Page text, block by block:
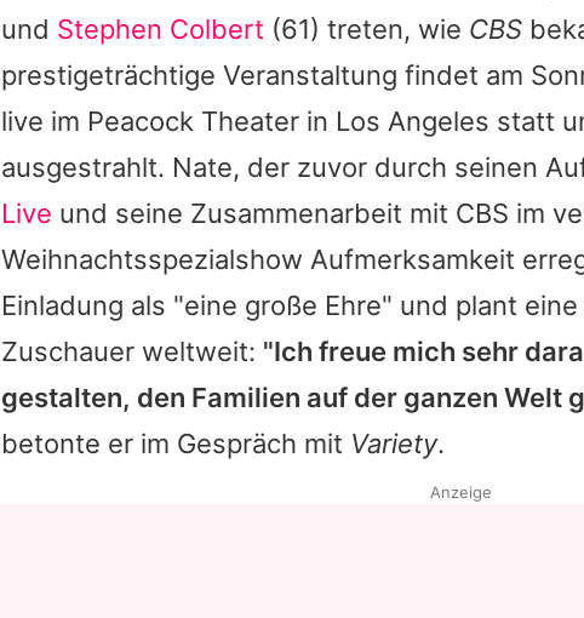
App runterladen
Team
Redaktionelle Richtlinien
Impressum
Datenschutzerklärung
Nutzungsbedingungen
Utiq verwalten
und Stephen Colbert (61) treten, wie CBS
prestigeträchtige Veranstaltung findet am
live im Peacock Theater in Los Angeles statt
ausgestrahlt. Nate, der zuvor durch seinen
Live und seine Zusammenarbeit mit CBS im
Weihnachtsspezialshow Aufmerksamkeit
Einladung als "eine große Ehre" und plant
Zuschauer weltweit: "Ich freue mich sehr
gestalten, den Familien auf der ganzen Welt
betonte er im Gespräch mit Variety.
Anzeige